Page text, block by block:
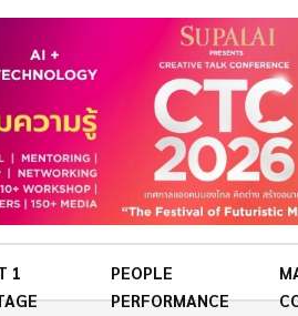
1
PEOPLE
PERFORMANCE